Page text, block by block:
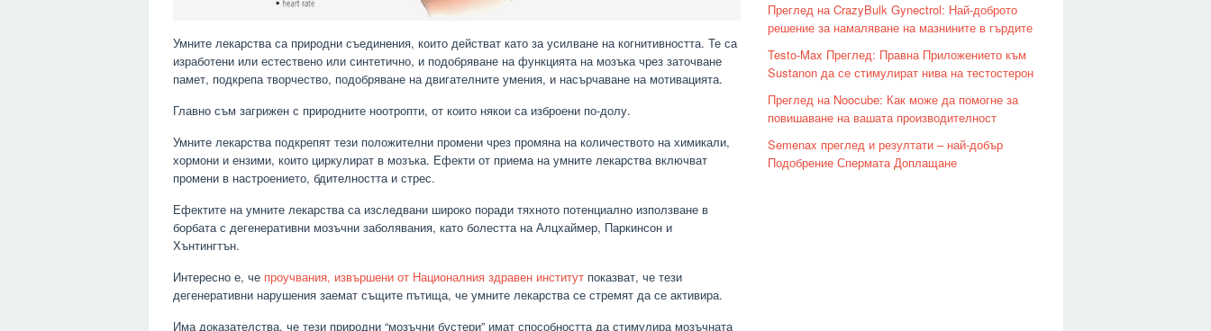
Умните лекарства са природни съединения, които действат като за усилване на когнитивността. Те са
изработени или естествено или синтетично, и подобряване на функцията на мозъка чрез заточване
памет, подкрепа творчество, подобряване на двигателните умения, и насърчаване на мотивацията.
Главно съм загрижен с природните ноотропти, от които някои са изброени по-долу.
Умните лекарства подкрепят тези положителни промени чрез промяна на количеството на химикали,
хормони и ензими, които циркулират в мозъка. Ефекти от приема на умните лекарства включват
промени в настроението, бдителността и стрес.
Ефектите на умните лекарства са изследвани широко поради тяхното потенциално използване в
борбата с дегенеративни мозъчни заболявания, като болестта на Алцхаймер, Паркинсон и
Хънтингтън.
Интересно е, че проучвания, извършени от Националния здравен институт показват, че тези
дегенеративни нарушения заемат същите пътища, че умните лекарства се стремят да се активира.
Има доказателства, че тези природни “мозъчни бустери” имат способността да стимулира мозъчната
Преглед на CrazyBulk Gynectrol: Най-доброто
решение за намаляване на мазнините в гърдите
Testo-Max Преглед: Правна Приложението към
Sustanon да се стимулират нива на тестостерон
Преглед на Noocube: Как може да помогне за
повишаване на вашата производителност
Semenax преглед и резултати – най-добър
Подобрение Спермата Доплащане